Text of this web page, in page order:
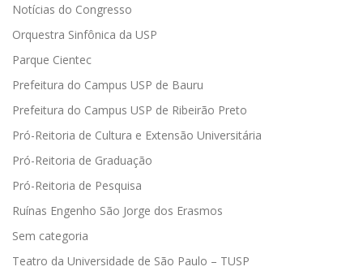
Notícias do Congresso
Orquestra Sinfônica da USP
Parque Cientec
Prefeitura do Campus USP de Bauru
Prefeitura do Campus USP de Ribeirão Preto
Pró-Reitoria de Cultura e Extensão Universitária
Pró-Reitoria de Graduação
Pró-Reitoria de Pesquisa
Ruínas Engenho São Jorge dos Erasmos
Sem categoria
Teatro da Universidade de São Paulo – TUSP